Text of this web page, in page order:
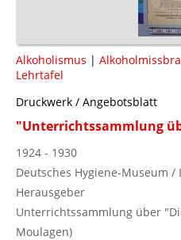
Alkoholismus |
Lehrtafel
Druckwerk / Angebotsblatt
"Unterrichtssammlung
1924 - 1930
Deutsches Hygiene-Museum
Herausgeber
Unterrichtssammlung über
Moulagen)